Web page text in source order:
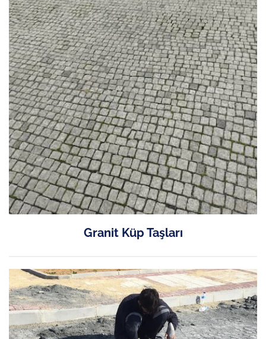
Granit Küp Taşları